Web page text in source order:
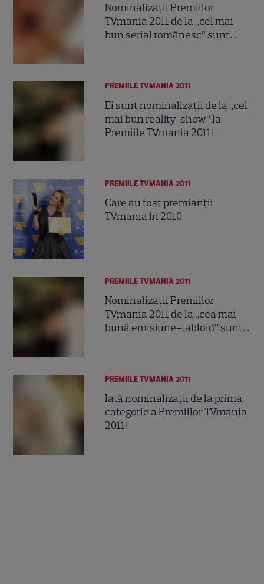
Nominalizaţii Premiilor
TVmania 2011 de la „cel mai
bun serial românesc” sunt…
PREMIILE TVMANIA 2011
Ei sunt nominalizaţii de la „cel
mai bun reality-show” la
Premiile TVmania 2011!
PREMIILE TVMANIA 2011
Care au fost premianţii
TVmania în 2010
PREMIILE TVMANIA 2011
Nominalizaţii Premiilor
TVmania 2011 de la „cea mai
bună emisiune-tabloid” sunt…
PREMIILE TVMANIA 2011
Iată nominalizaţii de la prima
categorie a Premiilor TVmania
2011!